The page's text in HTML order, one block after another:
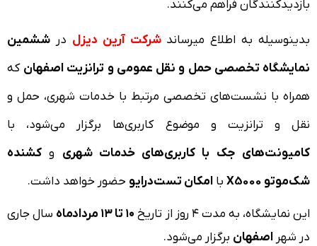
بازدیدکنندگان فراهم می‌کنند.
بدینوسیله به اطلاع میرساندشرکت آرین دیزل در ششمین
نمایشگاه تخصصی حمل و نقل عمومی و ترانزیت اصفهان که
همراه با نشست‌های تخصصی مرتبط با خدمات شهری، حمل و
نقل و ترانزیت و موضوع کاربری‌ها برگزار می‌شود، با
کامیونت‌های جک با کاربری‌های خدمات شهری و کشنده
شک‌موتو X5000
با امکان تست‌درایو حضور خواهد داشت.
این نمایشگاه، به مدت ۴ روز از تاریخ ۱۰ تا ۱۳ مردادماه
سال جاری
در شهر اصفهان برگزار می‌شود.